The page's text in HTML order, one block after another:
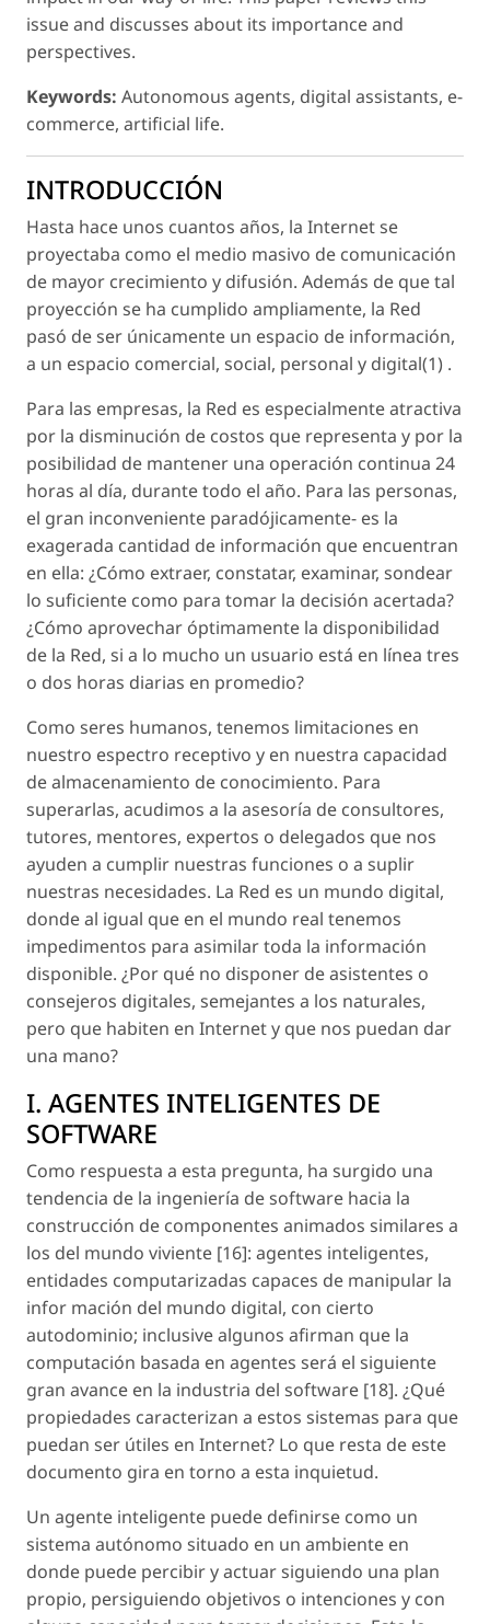
issue and discusses about its importance and
perspectives.
Keywords: Autonomous agents, digital assistants, e-
commerce, artificial life.
INTRODUCCIÓN
Hasta hace unos cuantos años, la Internet se
proyectaba como el medio masivo de comunicación
de mayor crecimiento y difusión. Además de que tal
proyección se ha cumplido ampliamente, la Red
pasó de ser únicamente un espacio de información,
a un espacio comercial, social, personal y digital(1) .
Para las empresas, la Red es especialmente atractiva
por la disminución de costos que representa y por la
posibilidad de mantener una operación continua 24
horas al día, durante todo el año. Para las personas,
el gran inconveniente paradójicamente- es la
exagerada cantidad de información que encuentran
en ella: ¿Cómo extraer, constatar, examinar, sondear
lo suficiente como para tomar la decisión acertada?
¿Cómo aprovechar óptimamente la disponibilidad
de la Red, si a lo mucho un usuario está en línea tres
o dos horas diarias en promedio?
Como seres humanos, tenemos limitaciones en
nuestro espectro receptivo y en nuestra capacidad
de almacenamiento de conocimiento. Para
superarlas, acudimos a la asesoría de consultores,
tutores, mentores, expertos o delegados que nos
ayuden a cumplir nuestras funciones o a suplir
nuestras necesidades. La Red es un mundo digital,
donde al igual que en el mundo real tenemos
impedimentos para asimilar toda la información
disponible. ¿Por qué no disponer de asistentes o
consejeros digitales, semejantes a los naturales,
pero que habiten en Internet y que nos puedan dar
una mano?
I. AGENTES INTELIGENTES DE
SOFTWARE
Como respuesta a esta pregunta, ha surgido una
tendencia de la ingeniería de software hacia la
construcción de componentes animados similares a
los del mundo viviente [16]: agentes inteligentes,
entidades computarizadas capaces de manipular la
infor mación del mundo digital, con cierto
autodominio; inclusive algunos afirman que la
computación basada en agentes será el siguiente
gran avance en la industria del software [18]. ¿Qué
propiedades caracterizan a estos sistemas para que
puedan ser útiles en Internet? Lo que resta de este
documento gira en torno a esta inquietud.
Un agente inteligente puede definirse como un
sistema autónomo situado en un ambiente en
donde puede percibir y actuar siguiendo una plan
propio, persiguiendo objetivos o intenciones y con